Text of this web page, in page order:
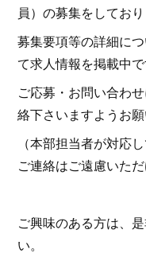
員）の募集をしており
募集要項等の詳細に
て求人情報を掲載中で
ご応募・お問い合わ
絡下さいますようお願
（本部担当者が対応
ご連絡はご遠慮いた
ご興味のある方は、
い。